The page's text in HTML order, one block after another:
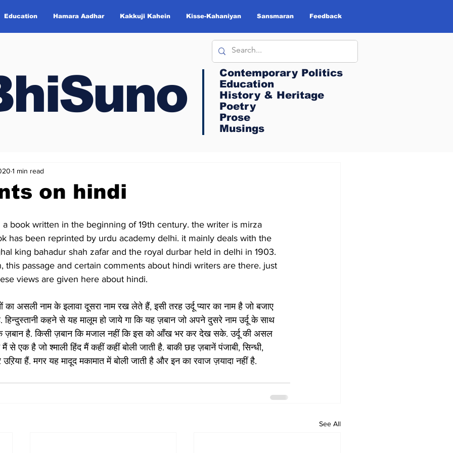
Education Hamara Aadhar Kakkuji Kahein Kisse-Kahaniyan Sansmaran Feedback
Contemporary Politics
Education
History & Heritage
Poetry
Prose
Musings
on hindi
1 min read
book written in the beginning of 19th century. the writer is mirza
has been reprinted by urdu academy delhi. it mainly deals with the
king bahadur shah zafar and the royal durbar held in delhi in 1903.
this passage and certain comments about hindi writers are there. just
views are given here about hindi.
का असली नाम के इलावा दूसरा नाम रख लेते हैं, इसी तरह उर्दू प्यार का नाम है जो बजाए
हिन्दुस्तानी कहने से यह मालूम हो जाये गा कि यह ज़बान जो अपने दुसरे नाम उर्दू के साथ
ज़बान है. किसी ज़बान कि मजाल नहीं कि इस को आँख भर कर देख सके. उर्दू की असल
से एक है जो श्माली हिंद मैं कहीं कहीं बोली जाती है. बाकी छह ज़बानें पंजाबी, सिन्धी,
उऱिया हैं. मगर यह मादूद मकामात में बोली जाती है और इन का रवाज ज़यादा नहीं है.
See All
Contemporary Politics
Education
History & Heritage
Poetry
Prose
Musings